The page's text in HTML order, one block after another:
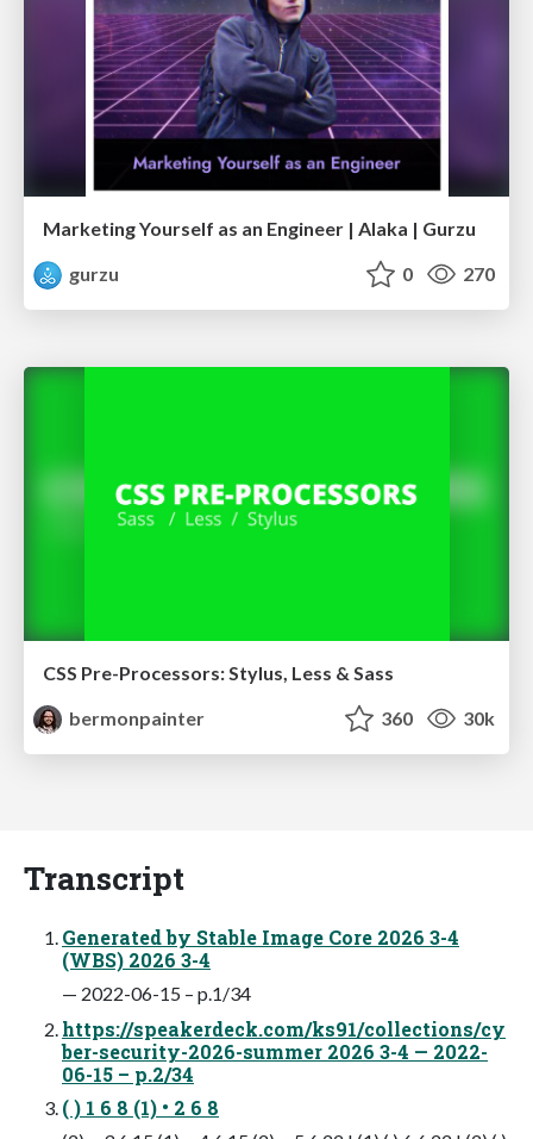
Marketing Yourself as an Engineer | Alaka | Gurzu
gurzu
0 270
CSS Pre-Processors: Stylus, Less & Sass
bermonpainter
360 30k
Transcript
Generated by Stable Image Core 2026 3-4
(WBS) 2026 3-4
— 2022-06-15 – p.1/34
https://speakerdeck.com/ks91/collections/cy
ber-security-2026-summer 2026 3-4 — 2022-
06-15 – p.2/34
( ) 1 6 8 (1) • 2 6 8